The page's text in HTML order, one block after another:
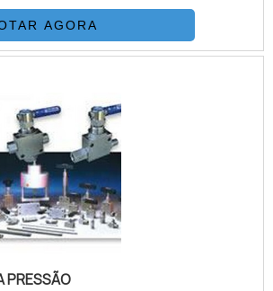
pressão, as válvulas
são produzidas de acordo
ISO 5208, de modo a
produto.DETALHES
O PRODUTODito isso é
pelo menos, três modelos
oferecidos
AGORA
PRESSÃO